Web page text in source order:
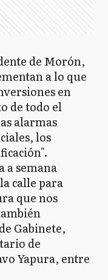
de Morón,
a lo que
en
de todo el
alarmas
los
a semana
calle para
que nos
Gabinete,
de
Yapura, entre